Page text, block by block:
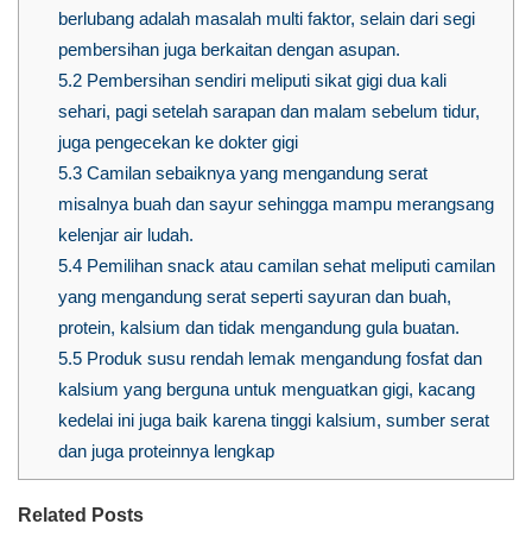
berlubang adalah masalah multi faktor, selain dari segi
pembersihan juga berkaitan dengan asupan.
5.2Pembersihan sendiri meliputi sikat gigi dua kali
sehari, pagi setelah sarapan dan malam sebelum tidur,
juga pengecekan ke dokter gigi
5.3Camilan sebaiknya yang mengandung serat
misalnya buah dan sayur sehingga mampu merangsang
kelenjar air ludah.
5.4Pemilihan snack atau camilan sehat meliputi camilan
yang mengandung serat seperti sayuran dan buah,
protein, kalsium dan tidak mengandung gula buatan.
5.5Produk susu rendah lemak mengandung fosfat dan
kalsium yang berguna untuk menguatkan gigi, kacang
kedelai ini juga baik karena tinggi kalsium, sumber serat
dan juga proteinnya lengkap
Related Posts